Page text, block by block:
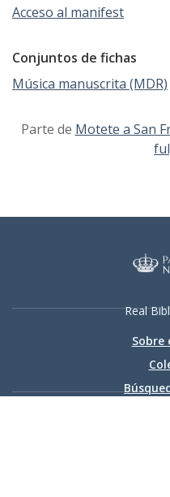
Acceso al manifest
Conjuntos de fichas
Música manuscrita (MDR)
Parte de Motete a San
Real
Sobre